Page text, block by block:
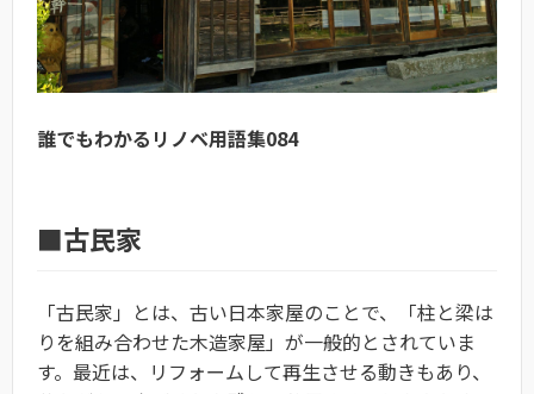
誰でもわかるリノベ用語集084
■古民家
「古民家」とは、古い日本家屋のことで、「柱と梁は
りを組み合わせた木造家屋」が一般的とされていま
す。最近は、リフォームして再生させる動きもあり、